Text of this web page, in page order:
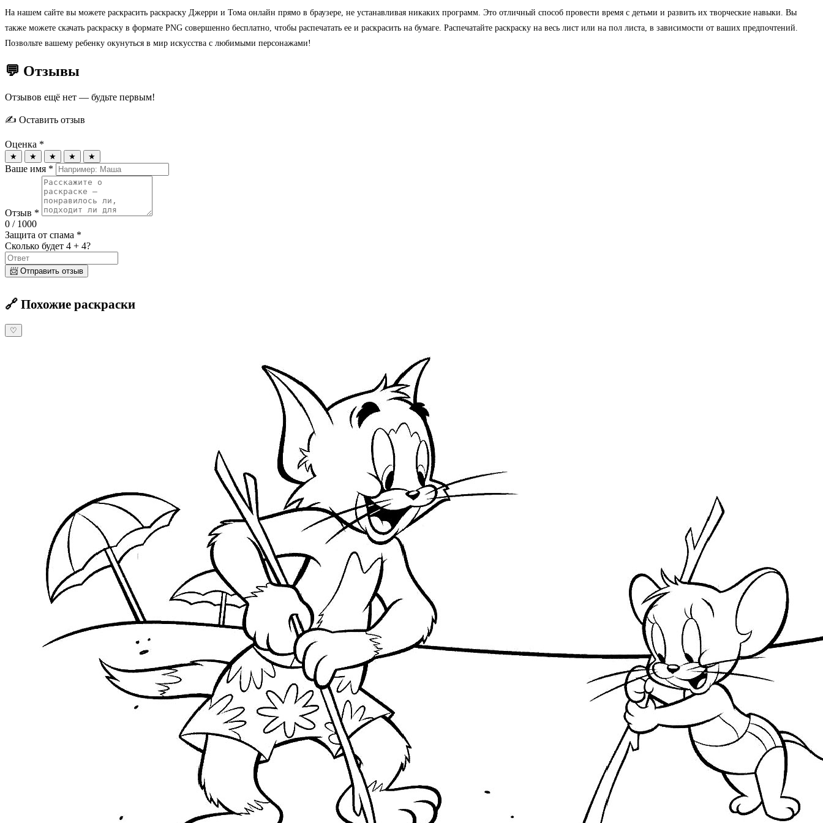
На нашем сайте вы можете раскрасить раскраску Джерри и Тома онлайн прямо в браузере, не устанавливая никаких программ. Это отличный способ провести время с детьми и развить их творческие навыки. Вы
также можете скачать раскраску в формате PNG совершенно бесплатно, чтобы распечатать ее и раскрасить на бумаге. Распечатайте раскраску на весь лист или на пол листа, в зависимости от ваших предпочтений.
Позвольте вашему ребенку окунуться в мир искусства с любимыми персонажами!
💬 Отзывы
Отзывов ещё нет — будьте первым!
✍️ Оставить отзыв
Оценка *
★ ★ ★ ★ ★
Ваше имя *
Отзыв *
0 / 1000
Защита от спама *
Сколько будет 4 + 4?
📨 Отправить отзыв
🔗 Похожие раскраски
♡